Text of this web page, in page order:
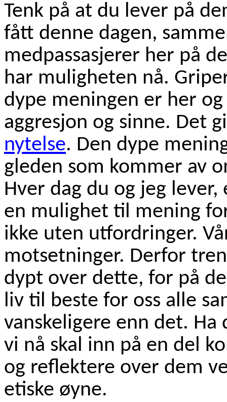
Tenk på at du lever på
fått denne dagen,
medpassasjerer her på
har muligheten nå.
dype meningen er her
aggresjon og sinne. Det
nytelse. Den dype
gleden som kommer av
Hver dag du og jeg
en mulighet til mening
ikke uten utfordringer.
motsetninger. Derfor
dypt over dette, for på
liv til beste for oss alle
vanskeligere enn det.
vi nå skal inn på en del
og reflektere over dem
etiske øyne.